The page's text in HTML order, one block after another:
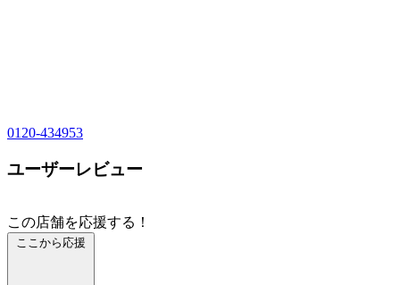
0120-434953
ユーザーレビュー
この店舗を応援する！
ここから応援